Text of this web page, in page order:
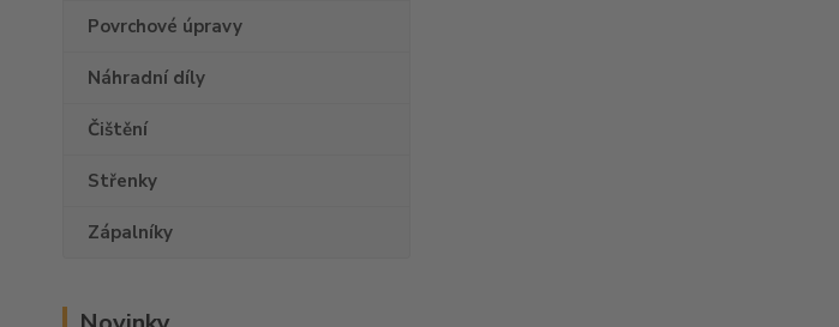
Povrchové úpravy
Náhradní díly
Čištění
Střenky
Zápalníky